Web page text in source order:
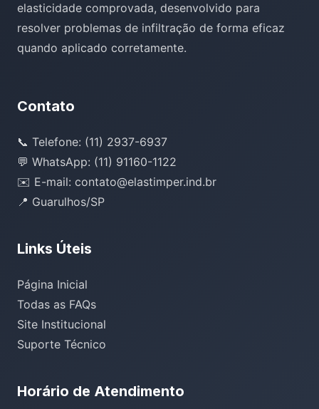
elasticidade comprovada, desenvolvido para
resolver problemas de infiltração de forma eficaz
quando aplicado corretamente.
Contato
📞 Telefone: (11) 2937-6937
💬 WhatsApp: (11) 91160-1122
✉️ E-mail: contato@elastimper.ind.br
📍 Guarulhos/SP
Links Úteis
Página Inicial
Todas as FAQs
Site Institucional
Suporte Técnico
Horário de Atendimento